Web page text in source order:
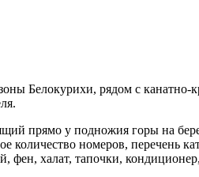
Белокурихи, рядом с канатно-
прямо у подножия горы на
номеров, перечень
халат, тапочки,